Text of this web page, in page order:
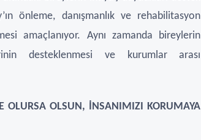
önleme, danışmanlık ve rehabilitasyon
amaçlanıyor. Aynı zamanda bireylerin
desteklenmesi ve kurumlar arası
OLURSA OLSUN, İNSANIMIZI KORUMAYA